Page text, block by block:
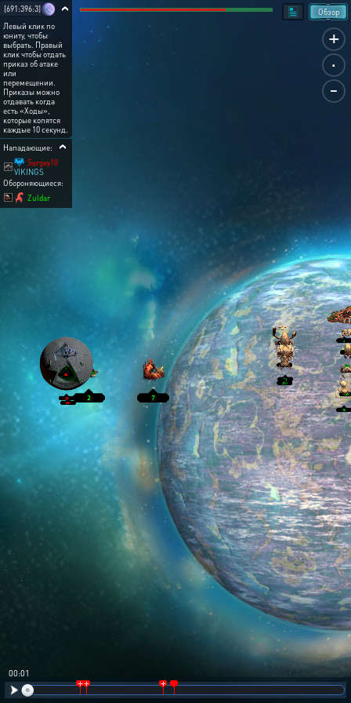
+
.
-
Обзор
[691:396:3]
Левый клик по
юниту, чтобы
выбрать. Правый
клик чтобы отдать
приказ об атаке
или
перемещении.
Приказы можно
отдавать когда
есть «Ходы»,
которые копятся
каждые 10 секунд.
Нападающие:
Sergey10
VIKINGS
Обороняющиеся:
Zuldar
00:02